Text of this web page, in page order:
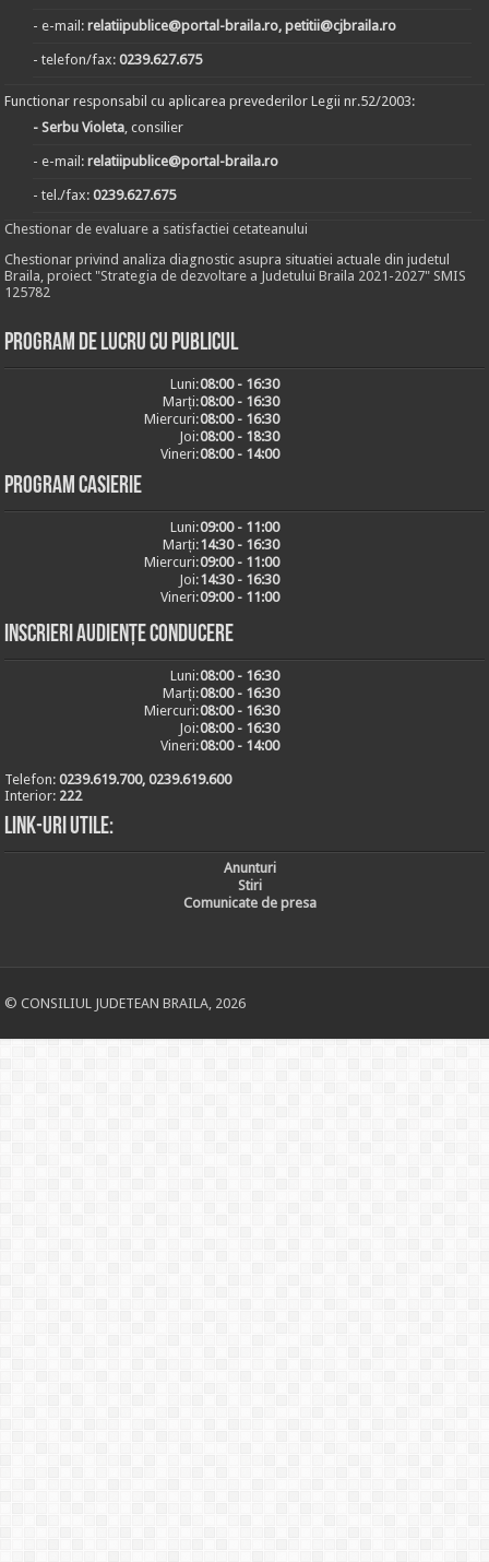
- e-mail:relatiipublice@portal-braila.ro, petitii@cjbraila.ro
- telefon/fax:0239.627.675
Functionar responsabil cu aplicarea prevederilor Legii nr.52/2003:
- Serbu Violeta, consilier
- e-mail:relatiipublice@portal-braila.ro
- tel./fax:0239.627.675
Chestionar de evaluare a satisfactiei cetateanului
Chestionar privind analiza diagnostic asupra situatiei actuale din judetul
Braila, proiect "Strategia de dezvoltare a Judetului Braila 2021-2027" SMIS
125782
Program de lucru cu publicul
Luni:08:00 - 16:30
Marți:08:00 - 16:30
Miercuri:08:00 - 16:30
Joi:08:00 - 18:30
Vineri:08:00 - 14:00
Program casierie
Luni:09:00 - 11:00
Marți:14:30 - 16:30
Miercuri:09:00 - 11:00
Joi:14:30 - 16:30
Vineri:09:00 - 11:00
Inscrieri audiențe conducere
Luni:08:00 - 16:30
Marți:08:00 - 16:30
Miercuri:08:00 - 16:30
Joi:08:00 - 16:30
Vineri:08:00 - 14:00
Telefon:0239.619.700, 0239.619.600
Interior: 222
Link-uri utile:
Anunturi
Stiri
Comunicate de presa
© CONSILIUL JUDETEAN BRAILA, 2026